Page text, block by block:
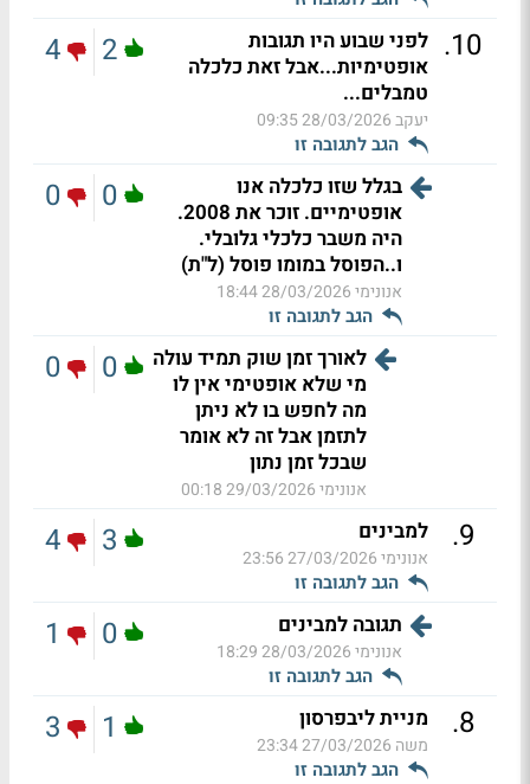
10
. לפני שבוע היו תגובות
אופטימיות...אבל זאת כלכלה
טמבלים...
יעקב28/03/2026 09:35
הגב לתגובה זו
2
4
בגלל שזו כלכלה אנו
אופטימיים. זוכר את 2008.
היה משבר כלכלי גלובלי.
ו..הפוסל במומו פוסל (ל"ת)
אנונימי28/03/2026 18:44
הגב לתגובה זו
0
0
לאורך זמן שוק תמיד עולה
מי שלא אופטימי אין לו
מה לחפש בו לא ניתן
לתזמן אבל זה לא אומר
שבכל זמן נתון
אנונימי29/03/2026 00:18
0
0
9
. למבינים
אנונימי27/03/2026 23:56
הגב לתגובה זו
3
4
תגובה למבינים
אנונימי28/03/2026 18:29
הגב לתגובה זו
0
1
8
. מניית ליבפרסון
משה 27/03/2026 23:34
הגב לתגובה זו
1
3